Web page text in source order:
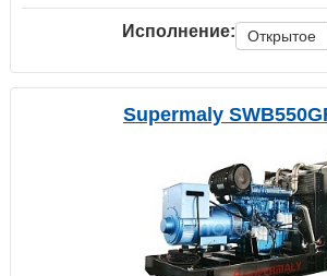
Исполнение: Открытое
Supermaly